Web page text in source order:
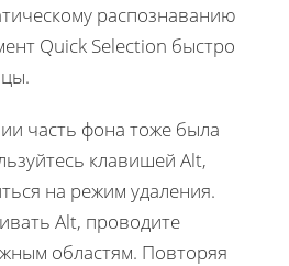
распознаванию
Quick Selection быстро
часть фона тоже была
клавишей Alt,
на режим удаления.
Alt, проводите
областям. Повторяя